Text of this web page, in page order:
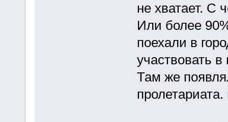
не хватает. С
Или более
поехали в
участвовать
Там же